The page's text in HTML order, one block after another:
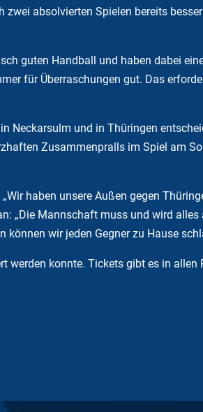
absolvierten Spielen bereits
guten Handball und haben dabei
für Überraschungen gut. Das
Neckarsulm und in Thüringen
Zusammenpralls im Spiel am
haben unsere Außen gegen
„Die Mannschaft muss und wird
wir jeden Gegner zu Hause
werden konnte. Tickets gibt es in allen